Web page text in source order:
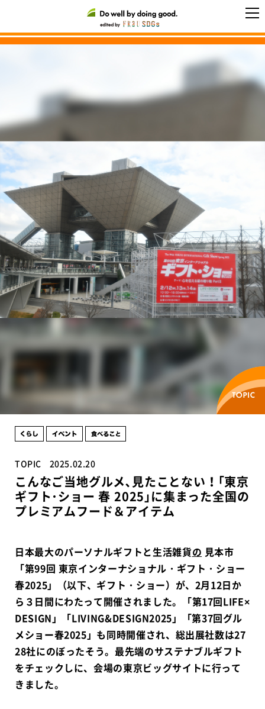
TOPIC 2025.02.20
こんなご当地グルメ､見たことない！｢東京
ギフト･ショー 春 2025｣に集まった全国の
プレミアムフード＆アイテム
日本最大のパーソナルギフトと生活雑貨の 見本市
「第99回 東京インターナショナル・ギフト・ショー
春2025」（以下、ギフト・ショー）が、2月12日か
ら３日間にわたって開催されました。「第17回LIFE×
DESIGN」「LIVING&DESIGN2025」「第37回グル
メショー春2025」も同時開催され、総出展社数は27
28社にのぼったそう。最先端のサステナブルギフト
をチェックしに、会場の東京ビッグサイトに行って
きました。